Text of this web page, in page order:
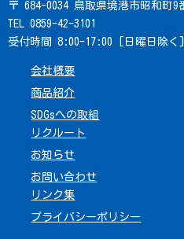
〒 684-0034 鳥取県境港市昭和町9
TEL 0859-42-3101
受付時間 8:00-17:00 [日曜日除く]
会社概要
商品紹介
SDGsへの取組
リクルート
お知らせ
お問い合わせ
リンク集
プライバシーポリシー